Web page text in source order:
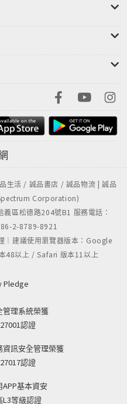
分析+判斷案例：松下與
祕密。第三堂課 創新設
重點：：面對企業家最
工具和十六種方法幫助
刃而解。案例：美國杜
成全球最大的農業公
路書店搖身一變成為網
衝擊的對策──破壞創新
日新月異，新的科技崛
實例破解破壞創新的方
片大廠，在因應數位時
；日本讀賣新聞又是面
穩腳步？第五堂課 不容
重點：併購不只是企業
更是一條全新的出路！
課幫助你半小時看見真
略藏有哪些考量，使它
使他們邁向多角化經
理論帶領你看見全球化的
看見自身最佳的因應之
本豐田汽車，市場的天枰
廠打算降低成本，實際
生活 / 誠品書店 / 誠品物流 | 誠品
Corporation)
區松德路204號B1 服務電話：
2-8789-8921
｜建議使用瀏覽器版本：Google
48以上 / Safari 版本11以上
Pledge
管理系統榮獲
認證
資訊安全管理榮獲
認證
基本資安
L3等級認證